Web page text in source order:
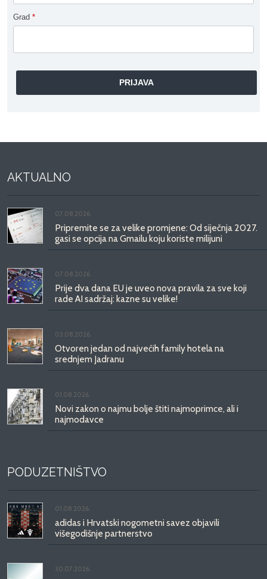
Grad *
AKTUALNO
07.08.2026.
Pripremite se za velike promjene: Od siječnja 2027.
gasi se opcija na Gmailu koju koriste milijuni
07.08.2026.
Prije dva dana EU je uveo nova pravila za sve koji
rade AI sadržaj: kazne su velike!
03.08.2026.
Otvoren jedan od najvećih family hotela na
srednjem Jadranu
01.08.2026.
Novi zakon o najmu bolje štiti najmoprimce, ali i
najmodavce
PODUZETNIŠTVO
01.08.2026.
adidas i Hrvatski nogometni savez objavili
višegodišnje partnerstvo
30.07.2026.